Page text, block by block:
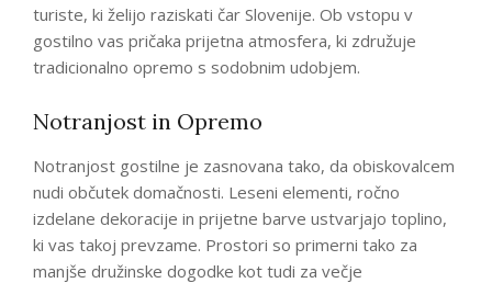
turiste, ki želijo raziskati čar Slovenije. Ob vstopu v
gostilno vas pričaka prijetna atmosfera, ki združuje
tradicionalno opremo s sodobnim udobjem.
Notranjost in Opremo
Notranjost gostilne je zasnovana tako, da obiskovalcem
nudi občutek domačnosti. Leseni elementi, ročno
izdelane dekoracije in prijetne barve ustvarjajo toplino,
ki vas takoj prevzame. Prostori so primerni tako za
manjše družinske dogodke kot tudi za večje